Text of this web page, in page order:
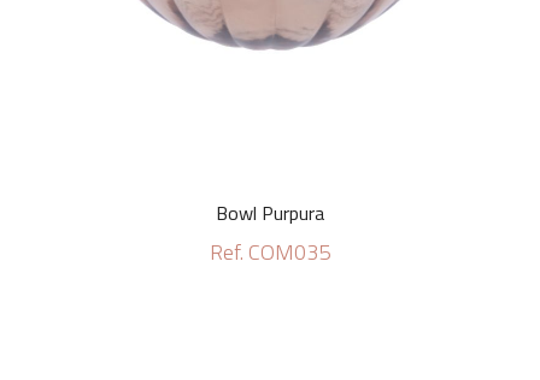
Bowl Purpura
Ref. COM035